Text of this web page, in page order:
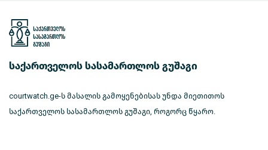
საქართველოს სასამართლოს გუშაგი
courtwatch.ge-ს მასალის გამოყენებისას უნდა მიეთითოს
საქართველოს სასამართლოს გუშაგი, როგორც წყარო.